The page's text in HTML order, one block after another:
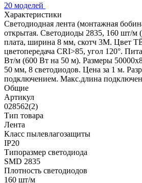
20 моделей
Характеристики
Светодиодная лента (монтажная
открытая. Светодиоды 2835, 160 шт/м
плата, ширина 8 мм, скотч 3M. Цвет
цветопередача CRI>85, угол 120°.
Вт/м (600 Вт на 50 м). Размеры
50 мм, 8 светодиодов. Цена за 1 м.
подключением. Макс.длина
Общие
Артикул
028562(2)
Тип товара
Лента
Класс пылевлагозащиты
IP20
Типоразмер светодиода
SMD 2835
Плотность светодиодов
160 шт/м